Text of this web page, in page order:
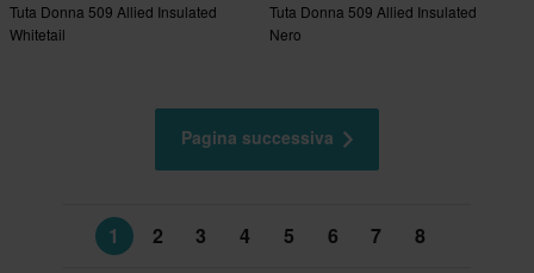
Tuta Donna 509 Allied Insulated
Whitetail
Tuta Donna 509 Allied Insulated
Nero
Pagina successiva
1 2 3 4 5 6 7 8